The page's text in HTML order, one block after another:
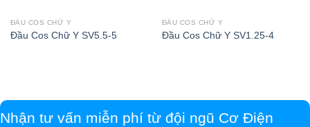
ĐẦU COS CHỮ Y
Đầu Cos Chữ Y SV5.5-5
ĐẦU COS CHỮ Y
Đầu Cos Chữ Y SV1.25-4
Nhận tư vấn miễn phí từ đội ngũ Cơ Điện